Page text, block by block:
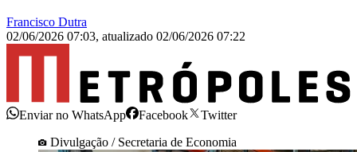
Francisco Dutra
02/06/2026 07:03, atualizado 02/06/2026 07:22
Enviar no WhatsApp Facebook
Twitter
Divulgação / Secretaria de Economia